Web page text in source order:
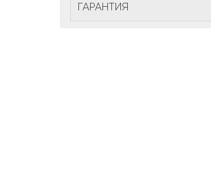
ГАРАНТИЯ